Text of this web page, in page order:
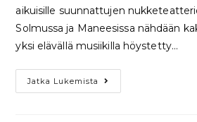
aikuisille suunnattujen
Solmussa ja Maneesissa nähdään
yksi elävällä musiikilla höystetty…
Jatka Lukemista